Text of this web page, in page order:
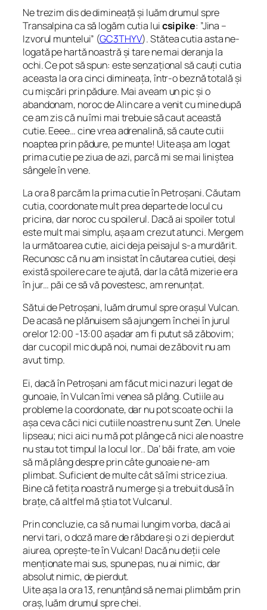
Ne trezim dis de dimineață și luăm drumul spre
Transalpina ca să logăm cutia luicsipike: ”Jina –
Izvorul muntelui” (GC3THYV). Stătea cutia asta ne-
logată pe hartă noastră și tare ne mai deranja la
ochi. Ce pot să spun: este senzațional să cauți cutia
aceasta la ora cinci dimineața, într-o beznă totală și
cu mișcări prin pădure. Mai aveam un pic și o
abandonam, noroc de Alin care a venit cu mine după
ce am zis că nu îmi mai trebuie să caut această
cutie. Eeee… cine vrea adrenalină, să caute cutii
noaptea prin pădure, pe munte! Uite așa am logat
prima cutie pe ziua de azi, parcă mi se mai liniștea
sângele în vene.
La ora 8 parcăm la prima cutie în Petroșani. Căutam
cutia, coordonate mult prea departe de locul cu
pricina, dar noroc cu spoilerul. Dacă ai spoiler totul
este mult mai simplu, așa am crezut atunci. Mergem
la următoarea cutie, aici deja peisajul s-a murdărit.
Recunosc că nu am insistat în căutarea cutiei, deși
există spoilere care te ajută, dar la câtă mizerie era
în jur… păi ce să vă povestesc, am renunțat.
Sătui de Petroșani, luăm drumul spre orașul Vulcan.
De acasă ne plănuisem să ajungem în chei în jurul
orelor 12:00 -13:00 așadar am fi putut să zăbovim;
dar cu copil mic după noi, numai de zăbovit nu am
avut timp.
Ei, dacă în Petroșani am făcut mici nazuri legat de
gunoaie, în Vulcan îmi venea să plâng. Cutiile au
probleme la coordonate, dar nu pot scoate ochii la
așa ceva căci nici cutiile noastre nu sunt Zen. Unele
lipseau; nici aici nu mă pot plânge că nici ale noastre
nu stau tot timpul la locul lor.. Da’ băi frate, am voie
să mă plâng despre prin câte gunoaie ne-am
plimbat. Suficient de multe cât să îmi strice ziua.
Bine că fetița noastră nu merge și a trebuit dusă în
brațe, că altfel mă știa tot Vulcanul.
Prin concluzie, ca să nu mai lungim vorba, dacă ai
nervi tari, o doză mare de răbdare și o zi de pierdut
aiurea, oprește-te în Vulcan! Dacă nu deții cele
menționate mai sus, spune pas, nu ai nimic, dar
absolut nimic, de pierdut.
Uite așa la ora 13, renunțând să ne mai plimbăm prin
oraș, luăm drumul spre chei.